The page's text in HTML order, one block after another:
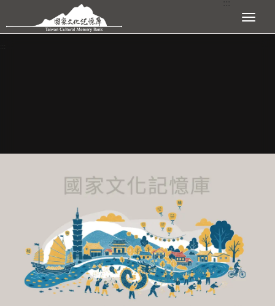
跳到主要內容區塊 展開選單
:::